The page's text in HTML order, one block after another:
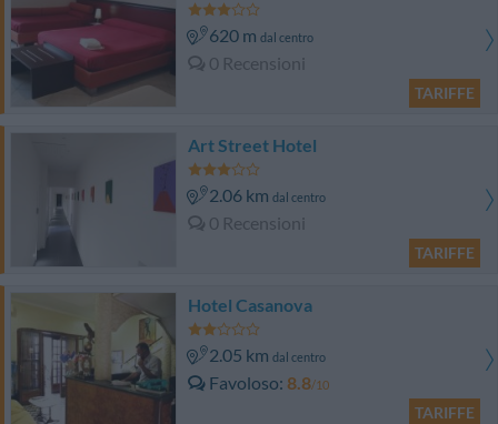
620 m dal centro
0 Recensioni
TARIFFE
Art Street Hotel
2.06 km dal centro
0 Recensioni
TARIFFE
Hotel Casanova
2.05 km dal centro
Favoloso 8.8/10
TARIFFE